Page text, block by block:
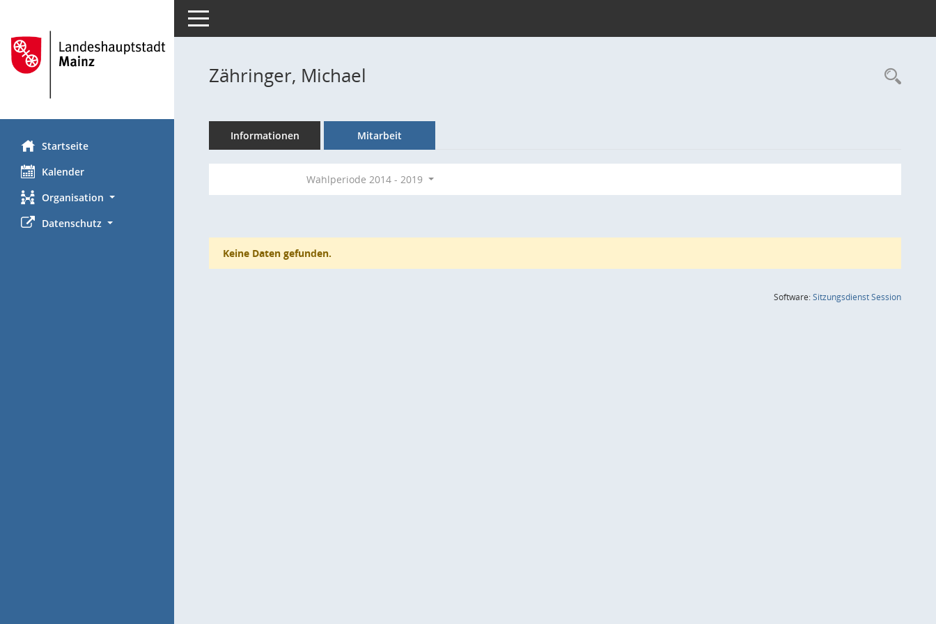
Startseite
Kalender
Organisation
Datenschutz
Toggle navigation
Zähringer, Michael
Informationen Mitarbeit
Wahlperiode 2014 - 2019
Keine Daten gefunden.
Software:SitzungsdienstSession(Wird in